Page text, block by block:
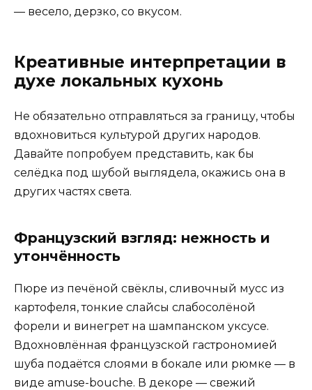
— весело, дерзко, со вкусом.
Креативные интерпретации в
духе локальных кухонь
Не обязательно отправляться за границу, чтобы
вдохновиться культурой других народов.
Давайте попробуем представить, как бы
селёдка под шубой выглядела, окажись она в
других частях света.
Французский взгляд: нежность и
утончённость
Пюре из печёной свёклы, сливочный мусс из
картофеля, тонкие слайсы слабосолёной
форели и винегрет на шампанском уксусе.
Вдохновлённая французской гастрономией
шуба подаётся слоями в бокале или рюмке — в
виде amuse-bouche. В декоре — свежий